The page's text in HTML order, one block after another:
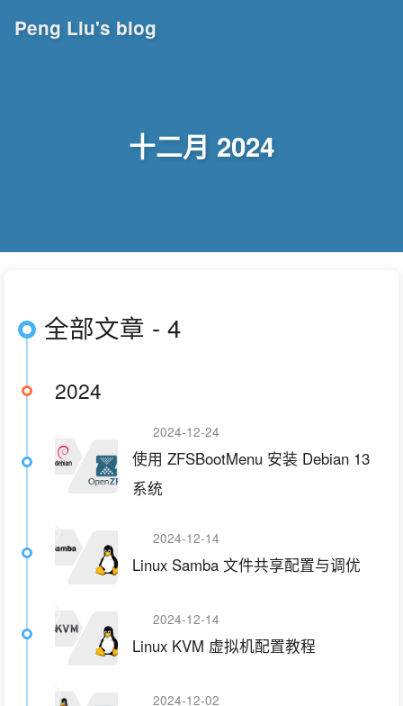
Peng Liu's blog
十二月 2024
全部文章 - 4
2024
2024-12-24
使用 ZFSBootMenu 安装 Debian 13
系统
2024-12-14
Linux Samba 文件共享配置与调优
2024-12-14
Linux KVM 虚拟机配置教程
2024-12-02